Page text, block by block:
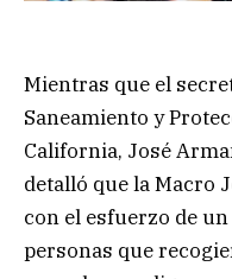
Mientras que el
Saneamiento y
California, José
detalló que la Macro
con el esfuerzo de
personas que